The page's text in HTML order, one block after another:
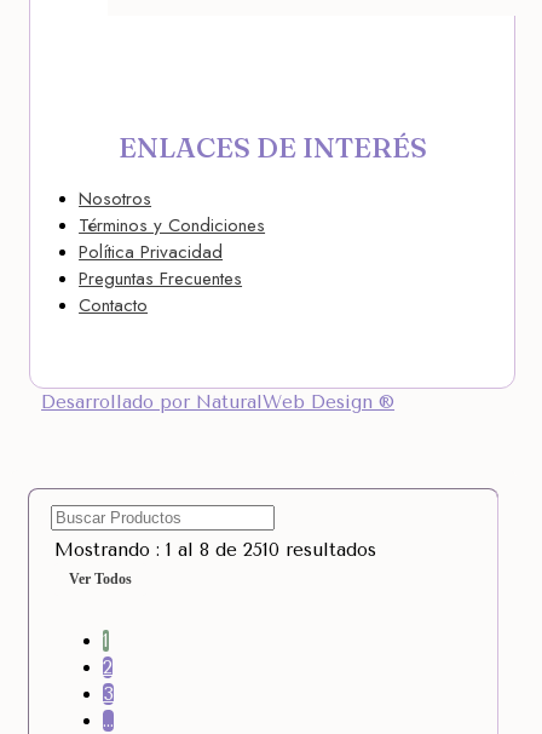
ENLACES DE INTERÉS
Nosotros
Términos y Condiciones
Política Privacidad
Preguntas Frecuentes
Contacto
Desarrollado por NaturalWeb Design ®
Mostrando : 1 al 8 de 2510 resultados
Ver Todos
1
2
3
…